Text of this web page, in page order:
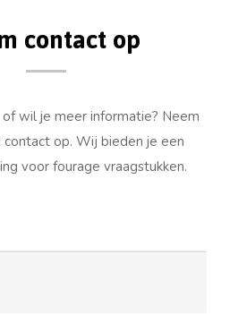
contact op
wil je meer informatie? Neem
op. Wij bieden je een
voor fourage vraagstukken.